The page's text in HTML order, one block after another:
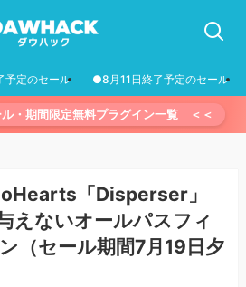
定のセール ●8月11日終了予定のセール
・期間限定無料プラグイン一覧 ＜＜
「Disperser」
えないオールパスフィ
（セール期間7月19日夕